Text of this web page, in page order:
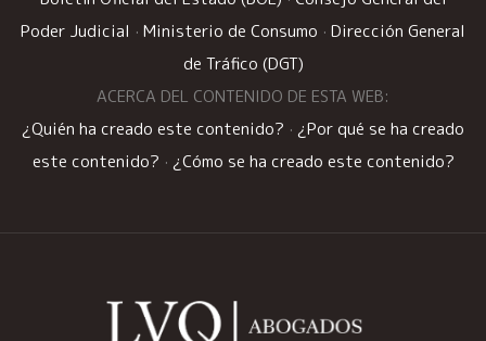
Poder Judicial · Ministerio de Consumo · Dirección General
de Tráfico (DGT)
ACERCA DEL CONTENIDO DE ESTA WEB:
¿Quién ha creado este contenido? · ¿Por qué se ha creado
este contenido? · ¿Cómo se ha creado este contenido?